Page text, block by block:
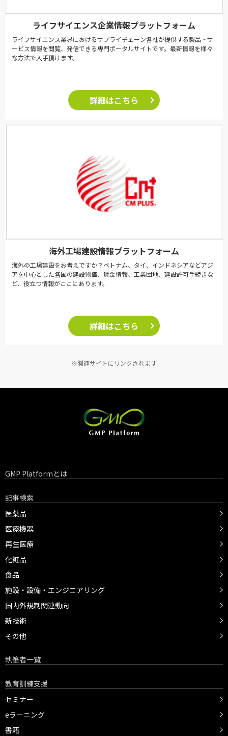
ライフサイエンス企業情報プラットフォーム
ライフサイエンス業界におけるサプライチェーン各社が提供する製品・サ
ービス情報を閲覧、発信できる専門ポータルサイトです。最新情報を様々
な方法で入手頂けます。
詳細はこちら
海外工場建設情報プラットフォーム
海外の工場建設をお考えですか？ベトナム、タイ、インドネシアなどアジ
アを中心とした各国の建設物価、賃金情報、工業団地、建設許可手続きな
ど、役立つ情報がここにあります。
詳細はこちら
※関連サイトにリンクされます
GMP Platformとは
記事検索
医薬品
医療機器
再生医療
化粧品
食品
施設・設備・エンジニアリング
国内外規制関連動向
新技術
その他
執筆者一覧
教育訓練支援
セミナー
eラーニング
書籍